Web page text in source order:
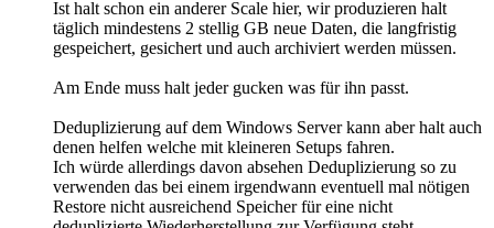
Ist halt schon ein anderer Scale hier, wir produzieren halt
täglich mindestens 2 stellig GB neue Daten, die langfristig
gespeichert, gesichert und auch archiviert werden müssen.
Am Ende muss halt jeder gucken was für ihn passt.
Deduplizierung auf dem Windows Server kann aber halt auch
denen helfen welche mit kleineren Setups fahren.
Ich würde allerdings davon absehen Deduplizierung so zu
verwenden das bei einem irgendwann eventuell mal nötigen
Restore nicht ausreichend Speicher für eine nicht